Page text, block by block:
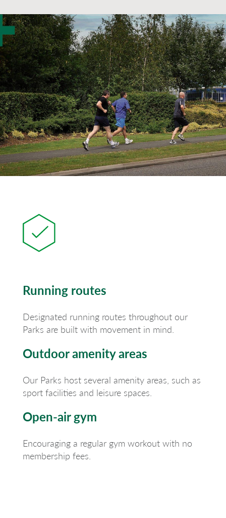
Running routes
Designated running routes throughout our
Parks are built with movement in mind.
Outdoor amenity areas
Our Parks host several amenity areas, such as
sport facilities and leisure spaces.
Open-air gym
Encouraging a regular gym workout with no
membership fees.